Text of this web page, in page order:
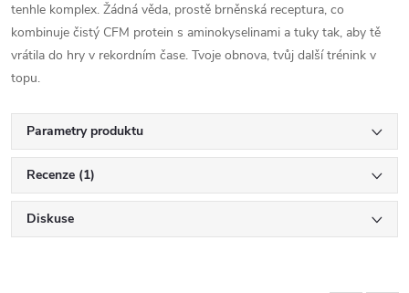
tenhle komplex. Žádná věda, prostě brněnská receptura, co
kombinuje čistý CFM protein s aminokyselinami a tuky tak, aby tě
vrátila do hry v rekordním čase. Tvoje obnova, tvůj další trénink v
topu.
Parametry produktu
Recenze (1)
Diskuse